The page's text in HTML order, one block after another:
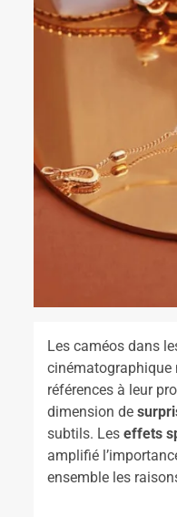
Les caméos dans
cinématographique
références à leur
dimension de
subtils. Les effets
amplifié
ensemble les